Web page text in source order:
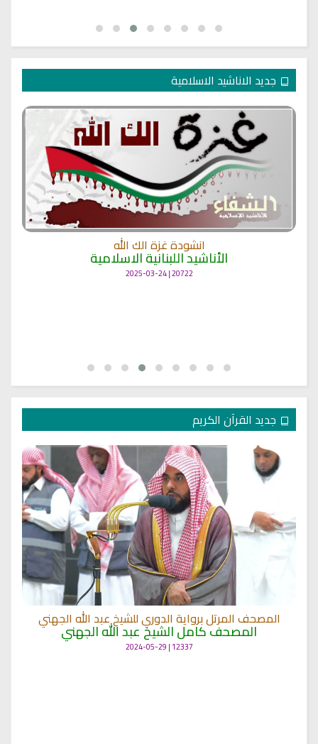
جديد الاناشيد الاسلامية
انشودة غزة الك الله
الأناشيد اللبنانية الاسلامية
20722 | 2025-03-24
جديد القرآن الكريم
المصحف المرتل برواية الدوري للشيخ عبد الله الجهني
المصحف كامل الشيخ عبد الله الجهني
12337 | 2024-05-29